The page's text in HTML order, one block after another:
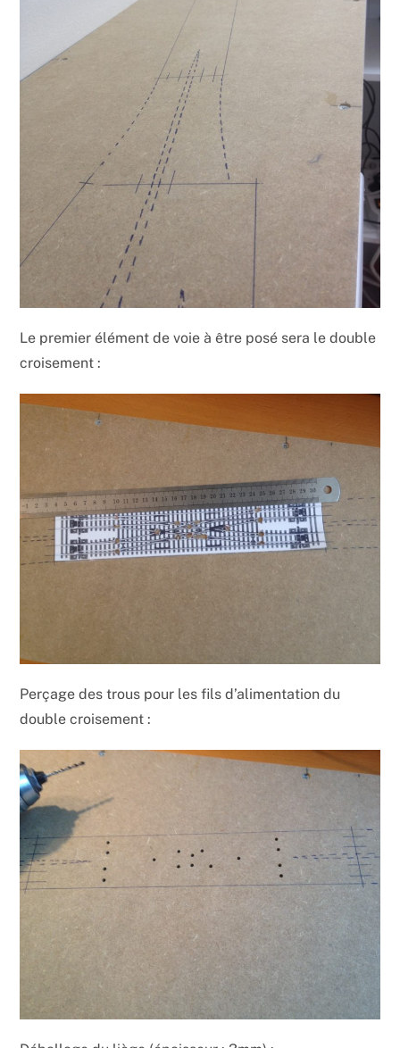
Le premier élément de voie à être posé sera le double
croisement :
Perçage des trous pour les fils d’alimentation du
double croisement :